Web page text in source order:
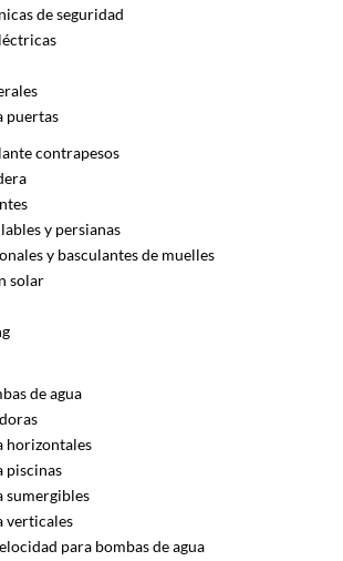
de seguridad
puertas
contrapesos
y persianas
y basculantes de muelles
solar
de agua
horizontales
piscinas
sumergibles
verticales
para bombas de agua